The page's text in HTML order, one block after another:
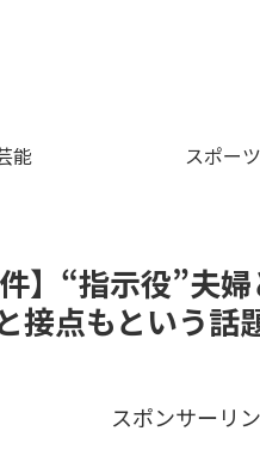
能 スポーツ
】“指示役”夫
接点もという話
スポンサーリ